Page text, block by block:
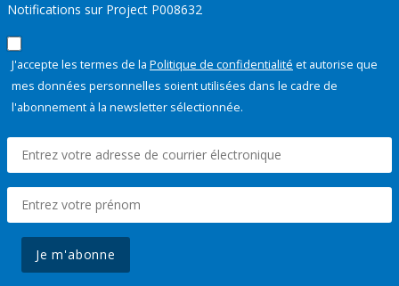
Notifications sur Project P008632
J'accepte les termes de la Politique de confidentialité et autorise que
mes données personnelles soient utilisées dans le cadre de
l'abonnement à la newsletter sélectionnée.
Je m'abonne